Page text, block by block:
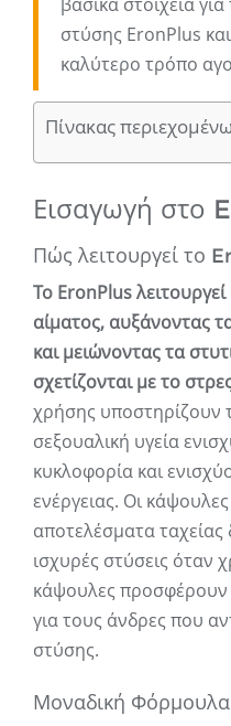
στύσης EronPlus
καλύτερο τρόπο
Πίνακας
Εισαγωγή στο
Πώς λειτουργεί το
Το EronPlus
αίματος, αυξάνοντας
και μειώνοντας τα
σχετίζονται με το
χρήσης υποστηρίζουν
σεξουαλική υγεία
κυκλοφορία και
ενέργειας. Οι
αποτελέσματα
ισχυρές στύσεις όταν
κάψουλες
για τους άνδρες που
στύσης.
Μοναδική